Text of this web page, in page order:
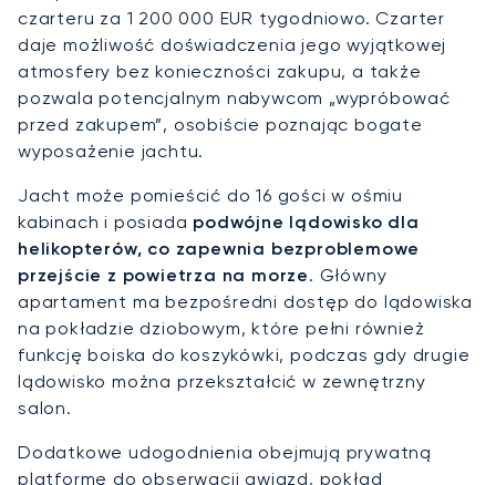
czarteru za 1 200 000 EUR tygodniowo. Czarter
daje możliwość doświadczenia jego wyjątkowej
atmosfery bez konieczności zakupu, a także
pozwala potencjalnym nabywcom „wypróbować
przed zakupem”, osobiście poznając bogate
wyposażenie jachtu.
Jacht może pomieścić do 16 gości w ośmiu
kabinach i posiada podwójne lądowisko dla
helikopterów, co zapewnia bezproblemowe
przejście z powietrza na morze. Główny
apartament ma bezpośredni dostęp do lądowiska
na pokładzie dziobowym, które pełni również
funkcję boiska do koszykówki, podczas gdy drugie
lądowisko można przekształcić w zewnętrzny
salon.
Dodatkowe udogodnienia obejmują prywatną
platformę do obserwacji gwiazd, pokład